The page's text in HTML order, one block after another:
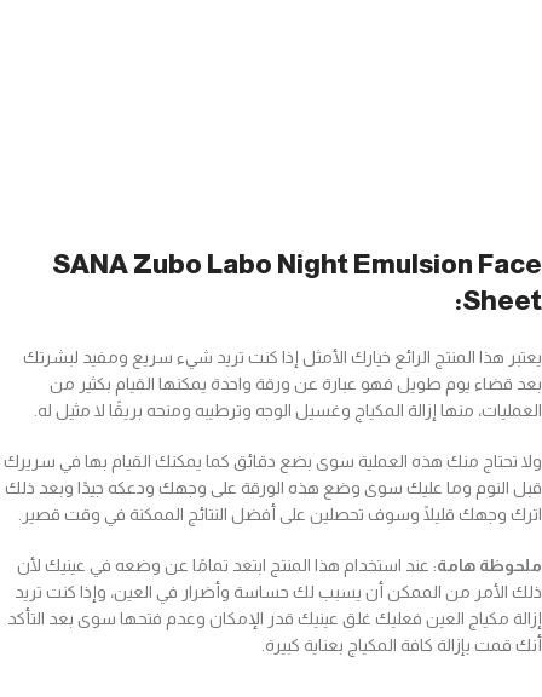
SANA Zubo Labo Night Emulsion Face
Sheet:
يعتبر هذا المنتج الرائع خيارك الأمثل إذا كنت تريد شيء سريع ومفيد لبشرتك
بعد قضاء يوم طويل فهو عبارة عن ورقة واحدة يمكنها القيام بكثير من
العمليات، منها إزالة المكياج وغسيل الوجه وترطيبه ومنحه بريقًا لا مثيل له.
ولا تحتاج منك هذه العملية سوى بضع دقائق كما يمكنك القيام بها في سريرك
قبل النوم وما عليك سوى وضع هذه الورقة على وجهك ودعكه جيدًا وبعد ذلك
اترك وجهك قليلًا وسوف تحصلين على أفضل النتائج الممكنة في وقت قصير.
ملحوظة هامة: عند استخدام هذا المنتج ابتعد تمامًا عن وضعه في عينيك لأن
ذلك الأمر من الممكن أن يسبب لك حساسة وأضرار في العين، وإذا كنت تريد
إزالة مكياج العين فعليك غلق عينيك قدر الإمكان وعدم فتحها سوى بعد التأكد
أنك قمت بإزالة كافة المكياج بعناية كبيرة.